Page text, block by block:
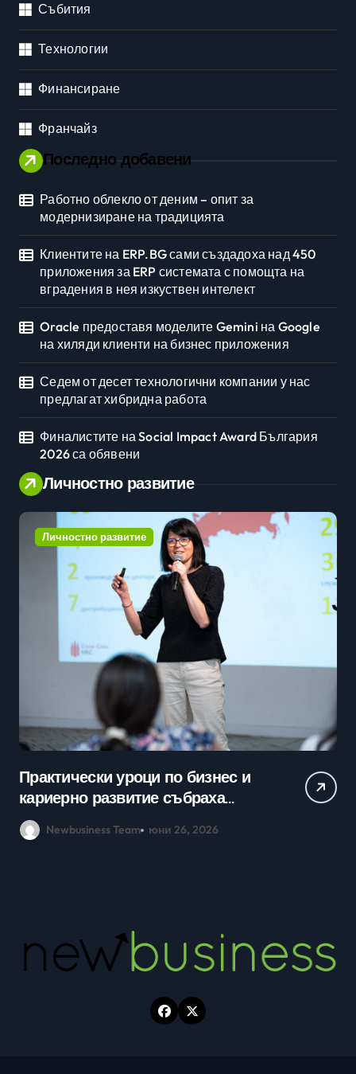
Събития
Технологии
Финансиране
Франчайз
Последно добавени
Работно облекло от деним – опит за
модернизиране на традицията
Клиентите на ERP.BG сами създадоха над 450
приложения за ERP системата с помощта на
вградения в нея изкуствен интелект
Oracle предоставя моделите Gemini на Google
на хиляди клиенти на бизнес приложения
Седем от десет технологични компании у нас
предлагат хибридна работа
Финалистите на Social Impact Award България
2026 са обявени
Личностно развитие
Личностно развитие
Практически уроци по бизнес и
кариерно развитие събраха
млади хора на SOFIA UP
Newbusiness Team юни 26, 2026